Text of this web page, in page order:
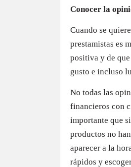
Conocer la
Cuando se
prestamistas es
positiva y de
gusto e incluso
No todas las
financieros con
importante que
productos no
aparecer a la
rápidos y